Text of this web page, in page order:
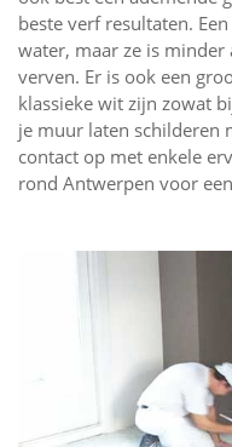
beste verf resultaten.
water, maar ze is
verven. Er is ook een
klassieke wit zijn zowat
je muur laten schilderen
contact op met enkele
rond Antwerpen voor